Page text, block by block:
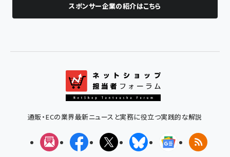
スポンサー企業の紹介はこちら
通販・ECの業界最新ニュースと実務に役立つ実践的な解説
メルマガFacebookX(エックス)BlueskyGoogleニュ
RSS